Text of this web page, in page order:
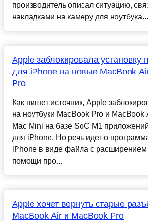
производитель описал ситуацию,
накладками на камеру для
Apple заблокировала установку
для iPhone на новые MacBook
Pro
Как пишет источник, Apple
на ноутбуки MacBook Pro и MacBook
Mac Mini на базе SoC M1
для iPhone. Но речь идет о
iPhone в виде файла с расширением
помощи про...
Apple хочет вернуть старые
MacBook Air и MacBook Pro